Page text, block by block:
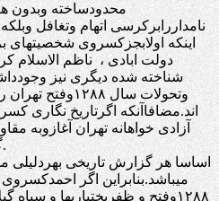
محدودساخته وبدون
نامداررابرکرسی اتهام وتغافل
اینکه اولابجزکسروی
دولت ابادی ، ناظم
شناخته شده دیگری نیز
وتحولات سال
اند.مضافاآنکه اگرتاریخ نگاری
آزادی خواهانه تهران آغازوبه
گناهی رابروی مسلم نمی سازد.
اساسا هر گزارش تاریخی
میباشد.بنابراین اگر
۱۲۸۸وفتح و ظفربختیاریها و سپاه